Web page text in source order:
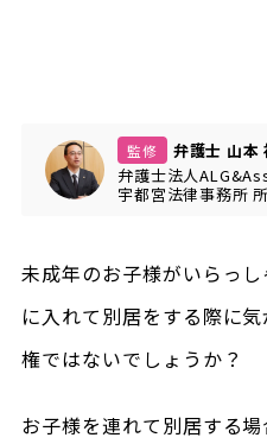
監修
弁護士 山本
弁護士法人
宇都宮法律事務所
未成年のお子様がいらっ
に入れて別居をする際に
権ではないでしょうか？
お子様を連れて別居する